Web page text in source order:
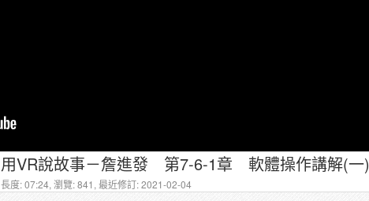
用VR說故事－詹進發 第7-6-1章 軟體操作講解(一)
長度: 07:24, 瀏覽: 841, 最近修訂: 2021-02-04